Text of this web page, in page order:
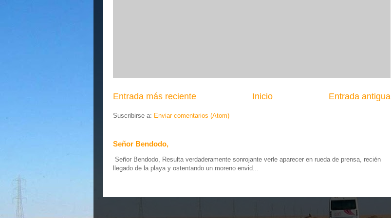
Entrada más reciente Entrada antigua
Inicio
Suscribirse a: Enviar comentarios (Atom)
Señor Bendodo,
Señor Bendodo, Resulta verdaderamente sonrojante verle aparecer en rueda de prensa, recién
llegado de la playa y ostentando un moreno envid...